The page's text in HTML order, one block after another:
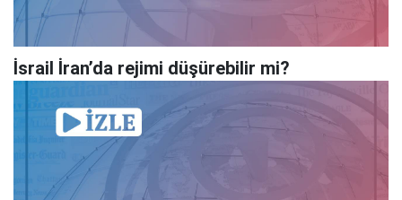
İsrail İran’da rejimi düşürebilir mi?